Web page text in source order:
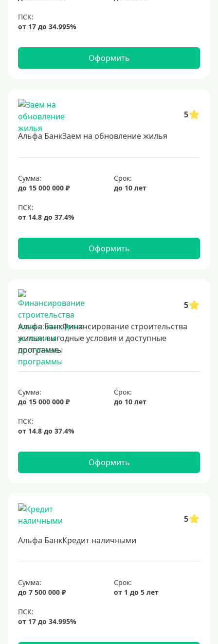
Оформить
5
Альфа БанкЗаем на обновление жилья
Сумма:
до 15 000 000 ₽
Срок:
до 10 лет
Оформить
5
Альфа БанкФинансирование строительства
жилья: выгодные условия и доступные
программы
Сумма:
до 15 000 000 ₽
Срок:
до 10 лет
Оформить
5
Альфа БанкКредит наличными
Сумма:
до 7 500 000 ₽
Срок:
от 1 до 5 лет